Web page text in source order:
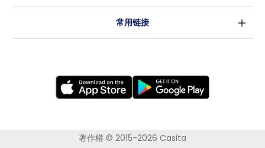
利兹
考文垂
莱斯特
纽卡斯尔
阿德莱德
洛杉矶
常用链接
著作權 © 2015-2026 Casita